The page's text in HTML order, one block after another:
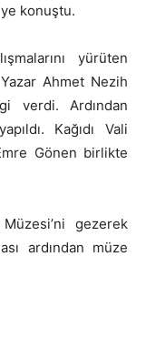
konuştu.
yürüten
Ahmet Nezih
verdi. Ardından
Kağıdı Vali
Gönen birlikte
gezerek
ardından müze